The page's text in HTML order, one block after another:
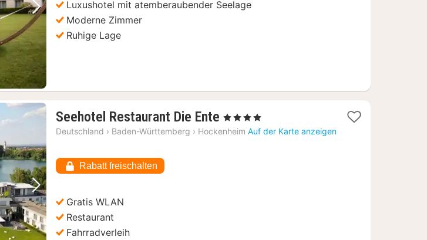
Nächstes Bild
Luxushotel mit atemberaubender Seelage
Moderne Zimmer
Ruhige Lage
Nächstes Bild
Seehotel Restaurant Die Ente 1
Nacht
, 4 Sterne
Deutschland › Baden-Württemberg › Hockenheim Auf der Karte anzeigen
Rabatt freischalten
Gratis WLAN
Restaurant
Fahrradverleih